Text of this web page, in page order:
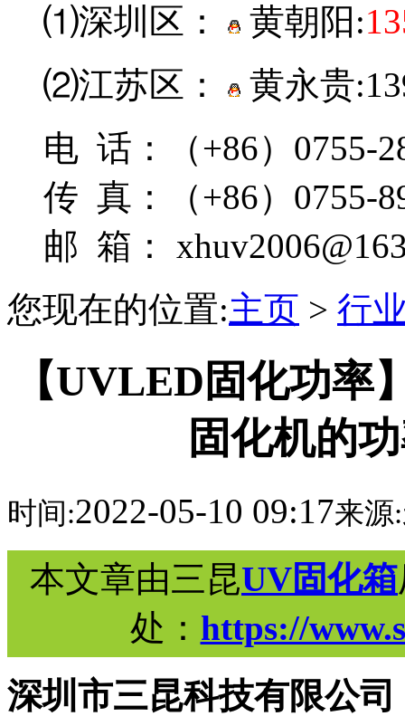
⑴深圳区：
黄朝阳:
⑵江苏区：
黄永贵
电 话：（+86）0755-
传 真：（+86）0755-
邮 箱：
您现在的位置:主页 > 行
【UVLED固化功率
固化机的
时间:2022-05-10 09:17来源:
本文章由三昆UV固化箱
处： https://
深圳市三昆科技有限公司